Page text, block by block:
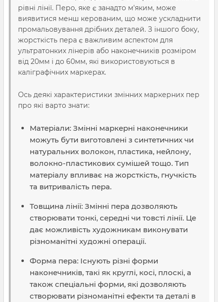
рівні лінії. Перо, яке є занадто м'яким, може
виявитися менш керованим, що може ускладнити
промальовування дрібних деталей. З іншого боку,
жорсткість пера є важливим аспектом для
ультратонких лінерів або наконечників розміром
від 20мм і до 60мм, які використовуються в
каліграфічних маркерах.
Ось деякі характеристики змінних маркерних пер
про які варто знати:
Матеріали: Змінні маркерні наконечники
можуть бути виготовлені з синтетичних чи
натуральних волокон, пластика, нейлону,
волокно-пластикових сумішей тощо. Тип
матеріалу впливає на жорсткість, гнучкість
та витривалість пера.
Товщина лінії: Змінні пера дозволяють
створювати тонкі, середні чи товсті лінії. Це
дає можливість художникам виконувати
різноманітні художні операції.
Форма пера: Існують різні форми
наконечників, такі як круглі, косі, плоскі, а
також спеціальні форми, які дозволяють
створювати різноманітні ефекти та деталі в